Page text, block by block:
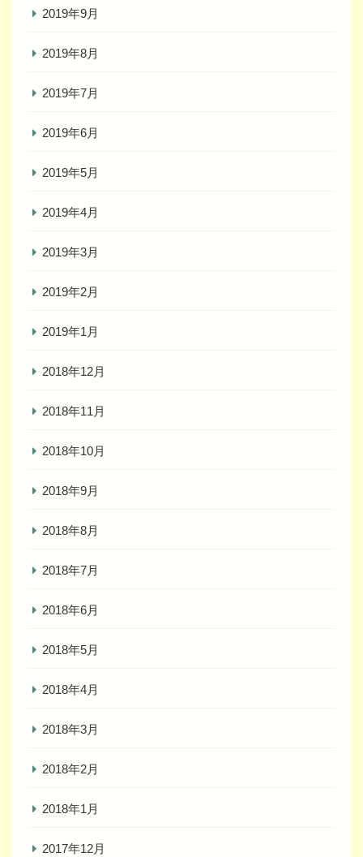
2019年9月
2019年8月
2019年7月
2019年6月
2019年5月
2019年4月
2019年3月
2019年2月
2019年1月
2018年12月
2018年11月
2018年10月
2018年9月
2018年8月
2018年7月
2018年6月
2018年5月
2018年4月
2018年3月
2018年2月
2018年1月
2017年12月